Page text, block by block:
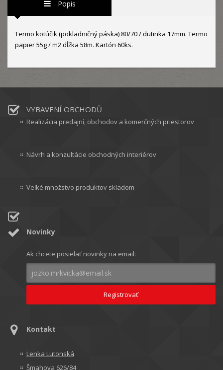
Popis
Termo kotúčik (pokladničný páska) 80/70 / dutinka 17mm. Termo
papier 55g / m2 dĺžka 58m. Kartón 60ks.
VYBAVENÍ OBCHODŮ
Realizácia predajní, obchodov a komerčných priestorov
Návrh a konzultácie obchodných interiérov
Veľké množstvo produktov skladom
Novinky
Ak chcete posielať novinky na email:
Kontakt
Lenka Lutonská
Šmahova 626/84